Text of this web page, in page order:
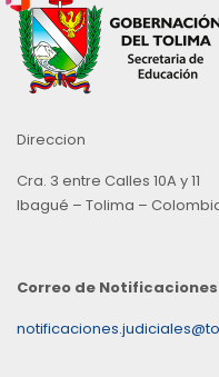
Direccion
Cra. 3 entre Calles 10A y 11
Ibagué – Tolima –
Correo de